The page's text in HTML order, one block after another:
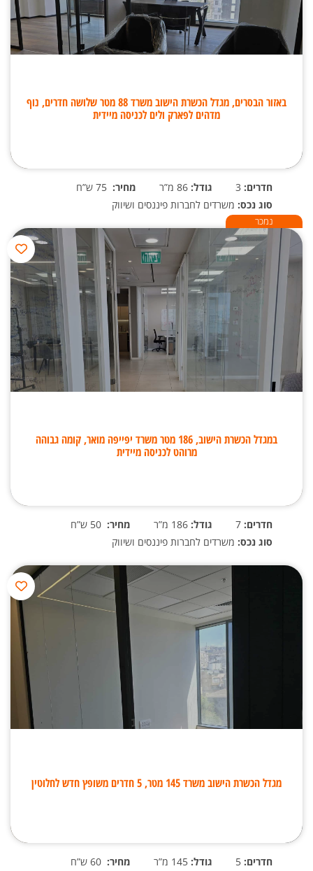
באזור הבסרים, מגדל הכשרת הישוב משרד 88 מטר שלושה חדרים, נוף
מדהים לפארק ולים לכניסה מיידית
חדרים: גודל: מחיר:
סוג נכס: משרדים לחברות פיננסים ושיווק
נמכר
במגדל הכשרת הישוב, 186 מטר משרד יפייפה מואר, קומה גבוהה
מרוהט לכניסה מיידית
חדרים: גודל: מחיר:
סוג נכס: משרדים לחברות פיננסים ושיווק
מגדל הכשרת הישוב משרד 145 מטר, 5 חדרים משופץ חדש לחלוטין
חדרים: גודל: מחיר: